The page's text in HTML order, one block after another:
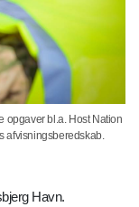
opgaver bl.a. Host Nation
afvisningsberedskab.
Havn.